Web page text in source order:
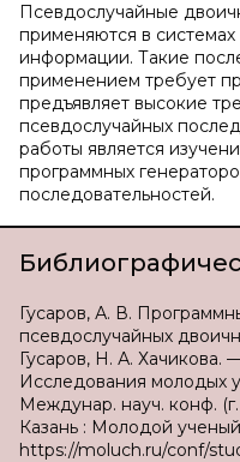
Псевдослучайные
применяются в
информации. Такие
применением требует
предъявляет высокие
псевдослучайных
работы является
программных
последовательностей.
Гусаров, А. В.
псевдослучайных
Гусаров, Н. А. Хачикова.
Исследования молодых
Междунар. науч. конф.
Казань : Молодой
https://moluch.ru/conf/